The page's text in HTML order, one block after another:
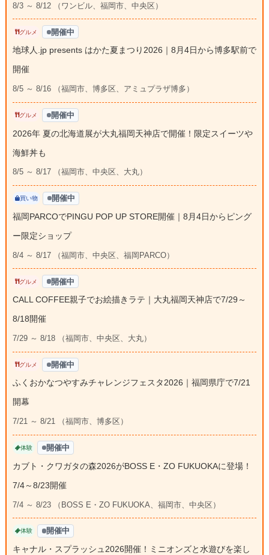
8/3 ～ 8/12 （ワンビル、福岡市、中央区）
グルメ 開催中
地球人.jp presents はかた夏まつり2026｜8月4日から博多駅前で
開催
8/5 ～ 8/16 （福岡市、博多区、アミュプラザ博多）
グルメ 開催中
2026年 夏の北海道展が大丸福岡天神店で開催！限定スイーツや
海鮮丼も
8/5 ～ 8/17 （福岡市、中央区、大丸）
買い物 開催中
福岡PARCOでPINGU POP UP STORE開催｜8月4日からピング
ー限定ショップ
8/4 ～ 8/17 （福岡市、中央区、福岡PARCO）
グルメ 開催中
CALL COFFEE親子でお絵描きラテ｜大丸福岡天神店で7/29～
8/18開催
7/29 ～ 8/18 （福岡市、中央区、大丸）
グルメ 開催中
ふくおかなつやすみチャレンジフェスタ2026｜福岡県庁で7/21
開幕
7/21 ～ 8/21 （福岡市、博多区）
体験 開催中
カブト・クワガタの森2026がBOSS E・ZO FUKUOKAに登場！
7/4～8/23開催
7/4 ～ 8/23 （BOSS E・ZO FUKUOKA、福岡市、中央区）
体験 開催中
キャナル・スプラッシュ2026開催！ミニオンズと水遊びを楽し